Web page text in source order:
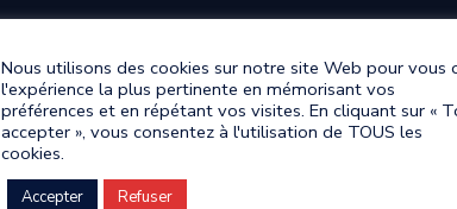
Nous utilisons des cookies sur notre site Web pour vous
l'expérience la plus pertinente en mémorisant vos
préférences et en répétant vos visites. En cliquant sur «
accepter », vous consentez à l'utilisation de TOUS les
cookies.
Accepter Refuser